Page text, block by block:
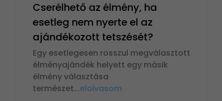
Cserélhető az élmény, ha
esetleg nem nyerte el az
ajándékozott tetszését?
Egy esetlegesen rosszul megválasztott
élményajándék helyett egy másik
élmény választása
természet...elolvasom